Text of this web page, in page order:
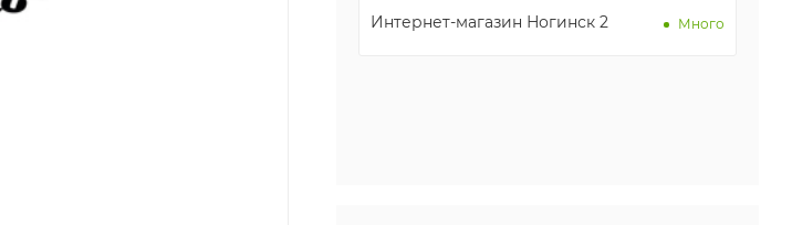
Интернет-магазин Ногинск 2 Много